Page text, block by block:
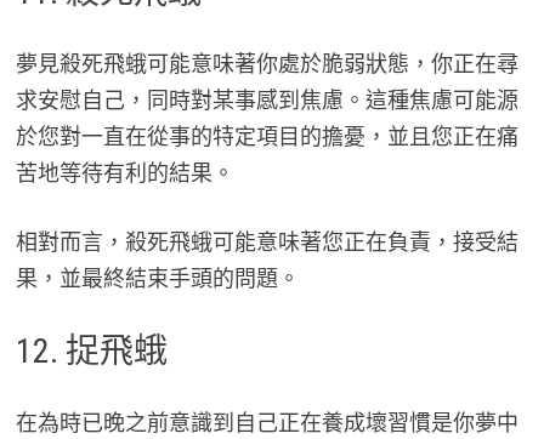
夢見殺死飛蛾可能意味著你處於脆弱狀態，你正在尋
求安慰自己，同時對某事感到焦慮。這種焦慮可能源
於您對一直在從事的特定項目的擔憂，並且您正在痛
苦地等待有利的結果。
相對而言，殺死飛蛾可能意味著您正在負責，接受結
果，並最終結束手頭的問題。
12. 捉飛蛾
在為時已晚之前意識到自己正在養成壞習慣是你夢中